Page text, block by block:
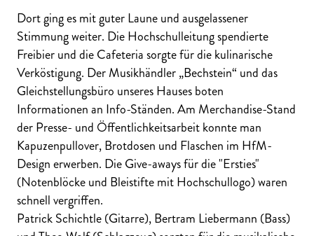
Dort ging es mit guter Laune und ausgelassener
Stimmung weiter. Die Hochschulleitung spendierte
Freibier und die Cafeteria sorgte für die kulinarische
Verköstigung. Der Musikhändler „Bechstein“ und das
Gleichstellungsbüro unseres Hauses boten
Informationen an Info-Ständen. Am Merchandise-Stand
der Presse- und Öffentlichkeitsarbeit konnte man
Kapuzenpullover, Brotdosen und Flaschen im HfM-
Design erwerben. Die Give-aways für die "Ersties"
(Notenblöcke und Bleistifte mit Hochschullogo) waren
schnell vergriffen.
Patrick Schichtle (Gitarre), Bertram Liebermann (Bass)